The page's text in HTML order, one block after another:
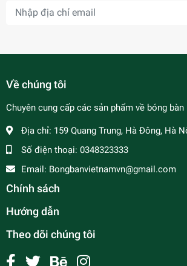
Về chúng tôi
Chuyên cung cấp các sản phẩm về bóng bàn
Địa chỉ: 159 Quang Trung, Hà Đông, Hà
Số điện thoại: 0348323333
Email: Bongbanvietnamvn@gmail.com
Chính sách
Hướng dẫn
Theo dõi chúng tôi